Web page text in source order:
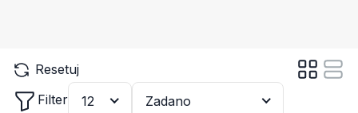
Resetuj
Filter
12 Zadano